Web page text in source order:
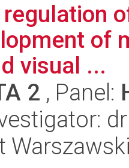
of
visual ...
2 , Panel: